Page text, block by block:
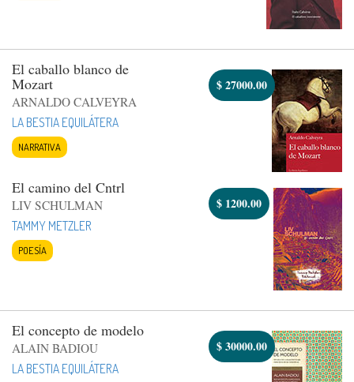
El caballo blanco de
Mozart
ARNALDO CALVEYRA
LA BESTIA EQUILÁTERA
NARRATIVA
$27000.00
El camino del Cntrl
LIV SCHULMAN
TAMMY METZLER
POESÍA
$ 1200.00
El concepto de modelo
ALAIN BADIOU
LA BESTIA EQUILÁTERA
$30000.00